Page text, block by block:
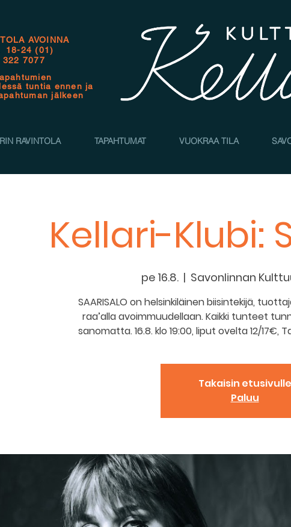
AVOINNA
18-24 (01)
322 7077
tuntia ennen ja
jälkeen
RAVINTOLA TAPAHTUMAT VUOKRAA TILA
Kellari-Klubi:
pe 16.8.
  |
Savonlinnan
SAARISALO on helsinkiläinen biisintekijä,
raa’alla avoimmuudellaan. Kaikki tunteet
sanomatta. 16.8. klo 19:00, liput ovelta 12/17€,
Takaisin etusivulle
Paluu